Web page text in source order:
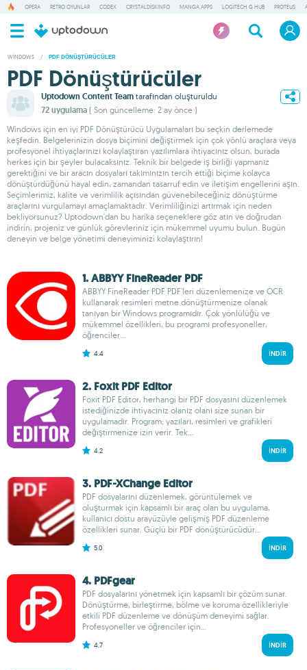
OPERA RETRO OYUNLAR CODEX CRYSTALDISKINFO MANGA APPS LOGITECH G HUB PROTEUS
WINDOWS / PDF DÖNÜŞTÜRÜCÜLER
PDF Dönüştürücüler
Uptodown Content Team tarafından oluşturuldu
72 uygulama ( Son güncelleme: 2 ay önce )
Windows için en iyi PDF Dönüştürücü Uygulamaları bu seçkin derlemede
keşfedin. Belgelerinizin dosya biçimini değiştirmek için çok yönlü araçlara veya
profesyonel ihtiyaçlarınızı kolaylaştıran yazılımlara ihtiyacınız olsun, burada
herkes için bir şeyler bulacaksınız. Teknik bir belgede iş birliği yapmanız
gerektiğini ve bir aracın dosyaları takımınızın tercih ettiği biçime kolayca
dönüştürdüğünü hayal edin, zamandan tasarruf edin ve iletişim engellerini aşın.
Seçimlerimiz, kalite ve verimlilik açısından güvenebileceğiniz dönüştürme
araçlarını vurgulamayı amaçlamaktadır. Verimliliğinizi artırmak için neden
bekliyorsunuz? Uptodown'dan bu harika seçeneklere göz atın ve doğrudan
indirin, projeniz ve günlük görevleriniz için mükemmel uyumu bulun. Bugün
deneyin ve belge yönetimi deneyiminizi kolaylaştırın!
1. ABBYY FineReader PDF
ABBYY FineReader PDF PDF'leri düzenlemenize ve OCR
kullanarak resimleri metne dönüştürmenize olanak
tanıyan bir Windows programıdır. Çok yönlülüğü ve
mükemmel özellikleri, bu programı profesyoneller,
öğrenciler...
4.4 İNDIR
2. Foxit PDF Editor
Foxit PDF Editor, herhangi bir PDF dosyasını düzenlemek
istediğinizde ihtiyacınız olanız olanı size sunan bir
uygulamadır. Program; yazıları, resimleri ve grafikleri
değiştirmenize izin verir. Tek...
4.2 İNDIR
3. PDF-XChange Editor
PDF dosyalarını düzenlemek, görüntülemek ve
oluşturmak için kapsamlı bir araç olan bu uygulama,
kullanıcı dostu arayüzüyle gelişmiş PDF düzenleme
özellikleri sunar. Güçlü bir PDF dönüştürücüdür...
5.0 İNDIR
4. PDFgear
PDF dosyalarını yönetmek için kapsamlı bir çözüm sunar.
Dönüştürme, birleştirme, bölme ve koruma özellikleriyle
etkili PDF düzenleme ve dönüşüm deneyimi sağlar.
Profesyoneller ve öğrenciler için...
4.7 İNDIR